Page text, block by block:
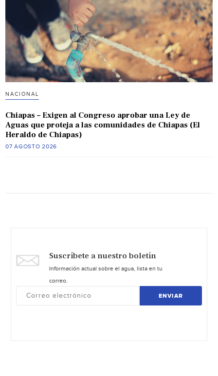
NACIONAL
Chiapas – Exigen al Congreso aprobar una Ley de
Aguas que proteja a las comunidades de Chiapas (El
Heraldo de Chiapas)
07 AGOSTO 2026
Suscríbete a nuestro boletín
Información actual sobre el agua, lista en tu
correo.
ENVIAR